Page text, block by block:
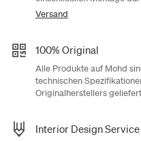
Versand
100% Original
Alle Produkte auf Mohd
technischen
Originalherstellers
Interior Design Service